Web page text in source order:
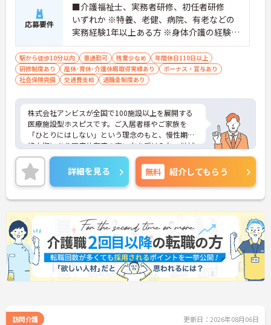
応募要件
■介護福祉士、実務者研修、初任者研修
いずれか ※特養、老健、病院、有老などの
実務経験1年以上ある方 ※身体介護の経験年
以上ある方、機械浴の使用の経験のある方
歓迎
駅から徒歩10分以内 車通勤可 残業少なめ
年間休日110日以上
研修制度あり
産休･育休･介護休暇取得実績あり
ボーナス・賞与あり
社会保険完備
交通費支給 退職金制度あり
株式会社アンビスが全国で100施設以上を展開する
医療施設型ホスピスです。ご入居者様やご家族を
「ひとりにはしない」という理念のもと、慢性期や
終末期にあり医療依存度の高い方を受け入れ、地域
医療を支える社会的意義の高い事業を推進していま
す。現場には看護師が24時間常駐しています。急変
時の対応や医療行為は看護師が担当するため、初任
者研修や実務者研修の方も食事介助や入浴介助など
の生活を支えるケアに専念できる環境です。多職種
で情報を共有し、一人で判断を抱え込まないチーム
連携の体制がしっかりと整っています。働き方の面
では、夜勤明けの翌日が原則として公休となるほ
か、月平均の残業時間も5時間から7時間程度とかな
り少なめです。常勤スタッフの比率が90パーセント
を超えているため急な勤務変更が発生しにくく、あ
らかじめ決められた訪問予定表に沿って規則正しく
専門性を着実に深めていける環境が用意されていま
詳細を見る 無料 紹介してもらう
訪問介護 更新日：2026年08月06日